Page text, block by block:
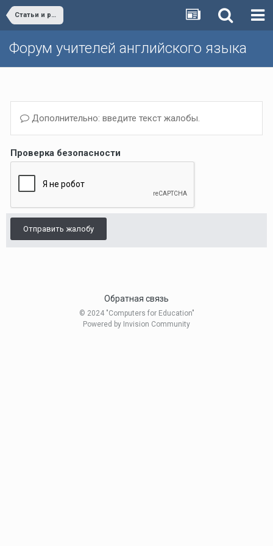
Статьи и разработки учителей (Поурочные планы, дополнительные упражнения и т.д.)/Materials developed by teachers
Форум учителей английского языка
Дополнительно: введите текст жалобы.
Проверка безопасности
Отправить жалобу
Обратная связь
© 2024 "Computers for Education"
Powered by Invision Community